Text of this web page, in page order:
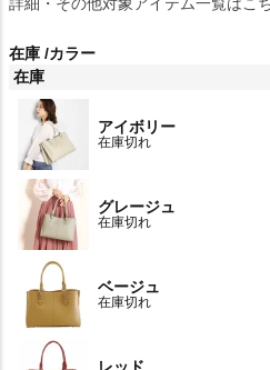
在庫 カラー
在庫
アイボリー
在庫切れ
グレージュ
在庫切れ
ベージュ
在庫切れ